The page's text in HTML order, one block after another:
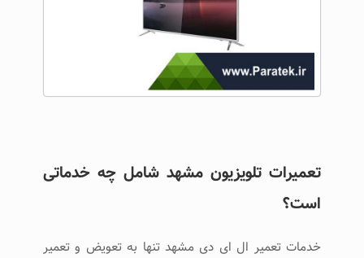
تعمیرات تلویزیون مشهد شامل چه خدماتی
است؟
خدمات تعمیر ال ای دی مشهد تنها به تعویض و تعمیر